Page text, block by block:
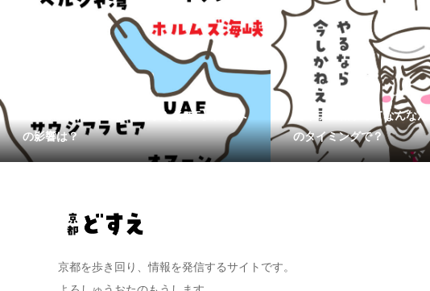
【イラン戦争ってなんなん？ その5】日本へ
の影響は？
【イラン戦争ってなんなん
のタイミングで？
京都を歩き回り、情報を発信するサイトです。